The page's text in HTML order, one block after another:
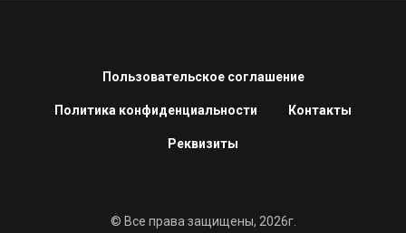
Пользовательское соглашение
Политика конфиденциальности Контакты
Реквизиты
© Все права защищены, 2026г.